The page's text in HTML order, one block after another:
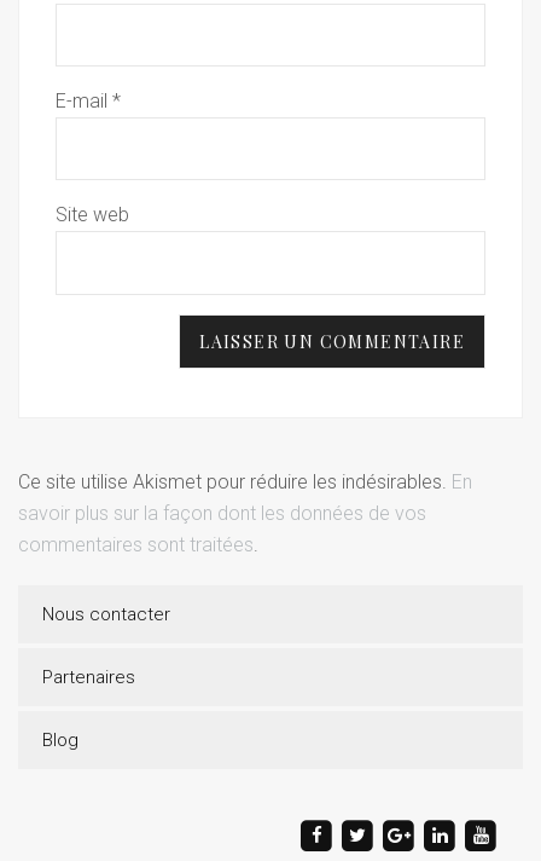
E-mail *
Site web
Ce site utilise Akismet pour réduire les indésirables. En
savoir plus sur la façon dont les données de vos
commentaires sont traitées.
Nous contacter
Partenaires
Blog